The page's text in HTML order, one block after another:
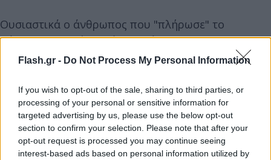
Flash.gr - Do Not Process My Personal Information
If you wish to opt-out of the sale, sharing to third parties, or
processing of your personal or sensitive information for
targeted advertising by us, please use the below opt-out
section to confirm your selection. Please note that after your
opt-out request is processed you may continue seeing
interest-based ads based on personal information utilized by
Ουσιαστικά ο άνθρωπος που "πλήρωσε" το
μάρμαρο της μέχρι τώρα εικόνας του
Παναθηναϊκού, είναι ο Αργύρης Πεδουλάκης, ο
ακαδημιών των "πρασίνων", την ώρα που ο
Μαυροβούνιος κόουτς παίρνει πάνω του τα
πράγματα ως απόλυτο αφεντικό του
Παναθηναϊκού.